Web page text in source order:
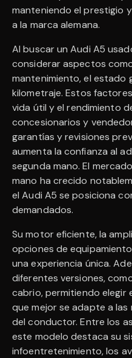
manteniendo el prestigio
a la marca alemana.
Al buscar un Audi A5
considerar aspectos
mantenimiento, el estado
kilometraje. Estos
vida útil y el rendimiento
concesionarios y
garantías y revisiones
aumenta la confianza al
segunda mano. El
mano ha crecido
el Audi A5 se posiciona
demandados.
Su motor eficiente, la
opciones de
una experiencia única.
diferentes versiones,
cabrio, permitiendo elegir
que mejor se adapte a
del conductor. Entre los
este modelo destaca su
infoentretenimiento, los